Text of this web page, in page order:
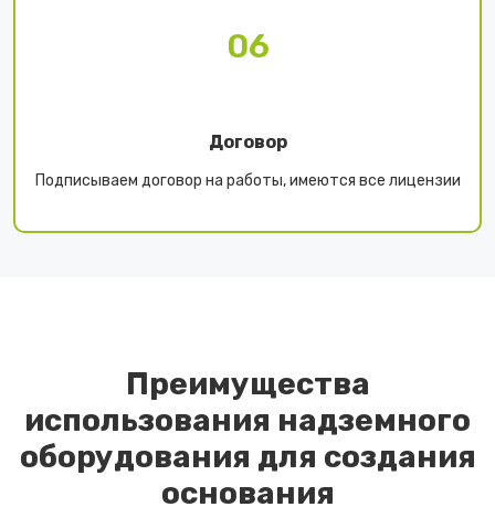
06
Договор
Подписываем договор на работы, имеются все лицензии
Преимущества
использования надземного
оборудования для создания
основания